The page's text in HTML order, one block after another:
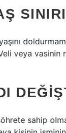
veya vasinin
sahip